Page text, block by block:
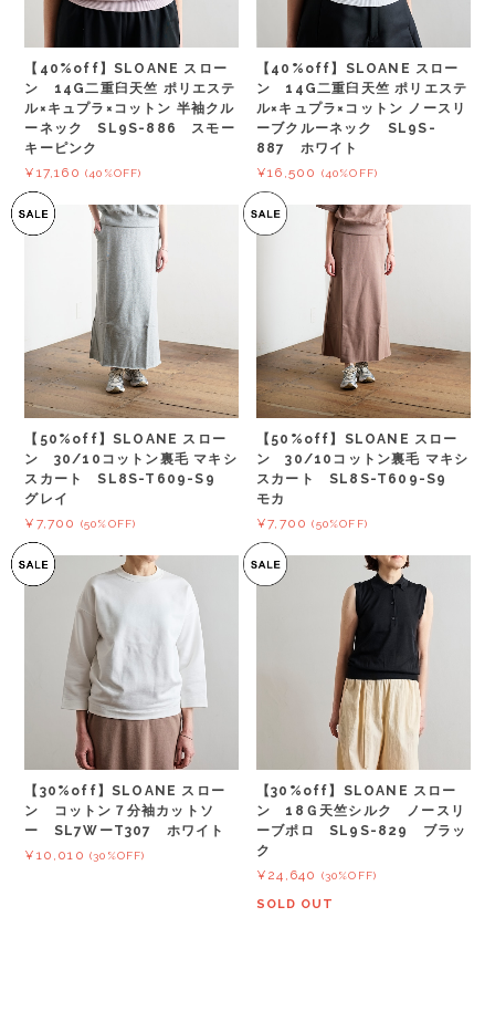
【40%off】SLOANE スロー
ン 14G二重臼天竺 ポリエステ
ル×キュプラ×コットン 半袖クル
ーネック SL9S-886 スモー
キーピンク
¥17,160 (40%OFF)
【40%off】SLOANE スロー
ン 14G二重臼天竺 ポリエステ
ル×キュプラ×コットン ノースリ
ーブクルーネック SL9S-
887 ホワイト
¥16,500
(40%OFF)
【50%off】SLOANE スロー
ン 30/10コットン裏毛 マキシ
スカート SL8S-T609-S9
グレイ
¥7,700
(50%OFF)
【50%off】SLOANE スロー
ン 30/10コットン裏毛 マキシ
スカート SL8S-T609-S9
モカ
¥7,700 (50%OFF)
【30%off】SLOANE スロー
ン コットン７分袖カットソ
ー SL7WーT307 ホワイト
¥10,010 (30%OFF)
【30%off】SLOANE スロー
ン 18Ｇ天竺シルク ノースリ
ーブポロ SL9S-829 ブラッ
ク
¥24,640
(30%OFF)
SOLD OUT